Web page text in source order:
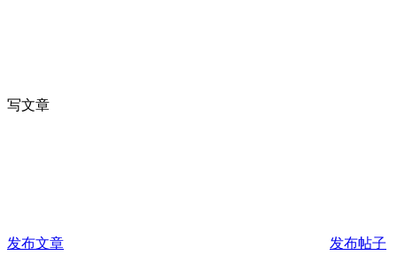
写文章
发布文章 发布帖子